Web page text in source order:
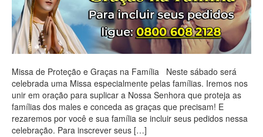
Missa de Proteção e Graças na Família Neste sábado será
celebrada uma Missa especialmente pelas famílias. Iremos nos
unir em oração para suplicar a Nossa Senhora que proteja as
famílias dos males e conceda as graças que precisam! E
rezaremos por você e sua família se incluir seus pedidos nessa
celebração. Para inscrever seus […]